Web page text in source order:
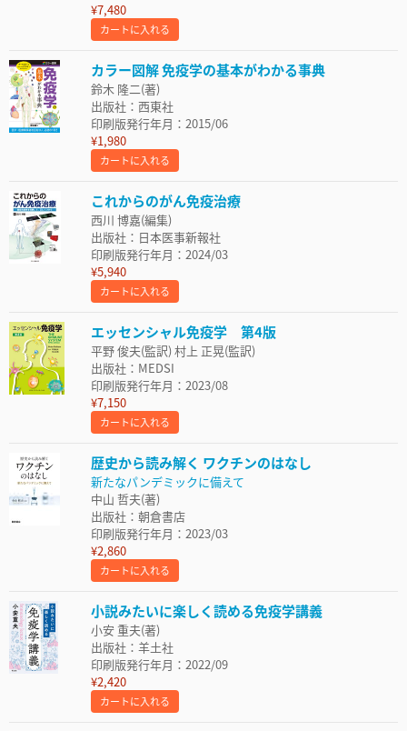
¥7,480
カートに入れる
カラー図解 免疫学の基本がわかる事典
鈴木 隆二(著)
出版社：西東社
印刷版発行年月：2015/06
¥1,980
カートに入れる
これからのがん免疫治療
西川 博嘉(編集)
出版社：日本医事新報社
印刷版発行年月：2024/03
¥5,940
カートに入れる
エッセンシャル免疫学 第4版
平野 俊夫(監訳) 村上 正晃(監訳)
出版社：MEDSI
印刷版発行年月：2023/08
¥7,150
カートに入れる
歴史から読み解く ワクチンのはなし
新たなパンデミックに備えて
中山 哲夫(著)
出版社：朝倉書店
印刷版発行年月：2023/03
¥2,860
カートに入れる
小説みたいに楽しく読める免疫学講義
小安 重夫(著)
出版社：羊土社
印刷版発行年月：2022/09
¥2,420
カートに入れる